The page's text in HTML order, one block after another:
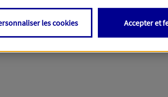
Pour plus d'informations,cliquez
les cookies Accepter et